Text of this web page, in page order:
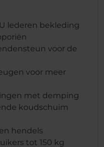
lederen bekleding
voor de
voor meer
met demping
koudschuim
hendels
tot 150 kg